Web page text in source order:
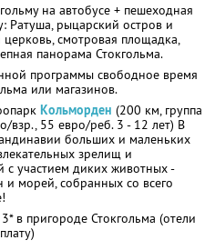
на автобусе + пешеходная
Ратуша, рыцарский остров и
смотровая площадка,
панорама Стокгольма.
программы свободное время
или магазинов.
Кольморден (200 км, группа
взр., 55 евро/реб. 3 - 12 лет) В
больших и маленьких
зрелищ и
участием диких животных -
и морей, собранных со всего
в пригороде Стокгольма (отели